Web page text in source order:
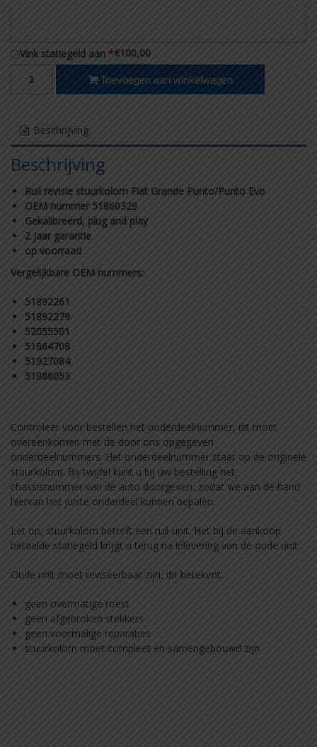
Vink statiegeld aan *€100,00
Ruil revisie stuurkolom Fiat Grande Punto/Punto Evo OEM
Toevoegen aan winkelwagen
Beschrijving
Beschrijving
Ruil revisie stuurkolom Fiat Grande Punto/Punto Evo
OEM nummer 51860329
Gekalibreerd, plug and play
2 jaar garantie
op voorraad
Vergelijkbare OEM nummers:
51892261
51892279
52055501
51864708
51927084
51888053
Controleer voor bestellen het onderdeelnummer, dit moet
overeenkomen met de door ons opgegeven
onderdeelnummers. Het onderdeelnummer staat op de originele
stuurkolom. Bij twijfel kunt u bij uw bestelling het
chassisnummer van de auto doorgeven, zodat we aan de hand
hiervan het juiste onderdeel kunnen bepalen.
Let op, stuurkolom betreft een ruil-unit. Het bij de aankoop
betaalde statiegeld krijgt u terug na inlevering van de oude unit.
Oude unit moet reviseerbaar zijn, dit betekent:
geen overmatige roest
geen afgebroken stekkers
geen voormalige reparaties
stuurkolom moet compleet en samengebouwd zijn